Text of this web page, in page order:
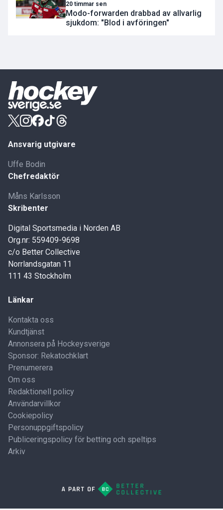
20 timmar sen
Modo-forwarden drabbad av allvarlig
sjukdom: "Blod i avföringen"
Ansvarig utgivare
Uffe Bodin
Chefredaktör
Måns Karlsson
Skribenter
Digital Sportsmedia i Norden AB
Org.nr: 559409-9698
c/o Better Collective
Norrlandsgatan 11
111 43 Stockholm
Länkar
Kontakta oss
Kundtjänst
Annonsera på Hockeysverige
Sponsor: Rekatochklart
Prenumerera
Om oss
Redaktionell policy
Användarvillkor
Cookiepolicy
Personuppgiftspolicy
Publiceringspolicy för betting och speltips
Arkiv